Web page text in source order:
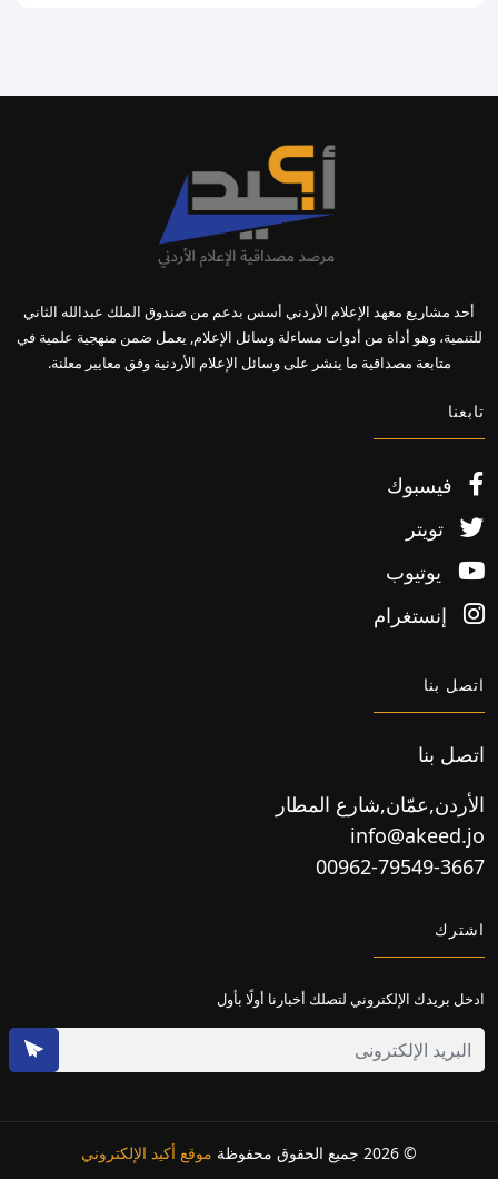
أحد مشاريع معهد الإعلام الأردني أسس بدعم من صندوق الملك عبدالله الثاني
للتنمية، وهو أداة من أدوات مساءلة وسائل الإعلام, يعمل ضمن منهجية علمية في
متابعة مصداقية ما ينشر على وسائل الإعلام الأردنية وفق معايير معلنة.
تابعنا
فيسبوك
تويتر
يوتيوب
إنستغرام
اتصل بنا
اتصل بنا
الأردن,عمّان,شارع المطار
info@akeed.jo
00962-79549-3667
اشترك
ادخل بريدك الإلكتروني لتصلك أخبارنا أولًا بأول
© 2026 جميع الحقوق محفوظة موقع أكيد الإلكتروني